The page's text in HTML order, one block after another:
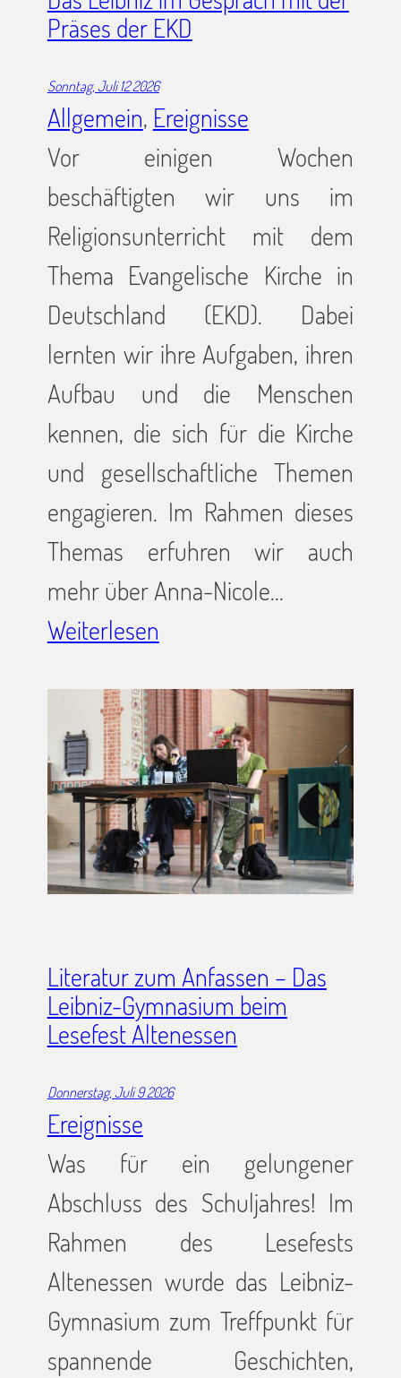
Präses der EKD
Sonntag, Juli 12 2026
Allgemein, Ereignisse
Vor einigen Wochen
beschäftigten wir uns im
Religionsunterricht mit dem
Thema Evangelische Kirche in
Deutschland (EKD). Dabei
lernten wir ihre Aufgaben, ihren
Aufbau und die Menschen
kennen, die sich für die Kirche
und gesellschaftliche Themen
engagieren. Im Rahmen dieses
Themas erfuhren wir auch
mehr über Anna-Nicole…
Weiterlesen
Literatur zum Anfassen – Das
Leibniz-Gymnasium beim
Lesefest Altenessen
Donnerstag, Juli 9 2026
Ereignisse
Was für ein gelungener
Abschluss des Schuljahres! Im
Rahmen des Lesefests
Altenessen wurde das Leibniz-
Gymnasium zum Treffpunkt für
spannende Geschichten,